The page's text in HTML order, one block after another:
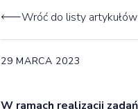
Wróć do listy artykułów
29 MARCA 2023
W ramach realizacji